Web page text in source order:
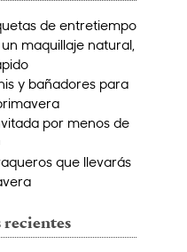
de entretiempo
maquillaje natural,
y bañadores para
por menos de
que llevarás
recientes